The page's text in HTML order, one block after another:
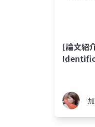
[論文紹